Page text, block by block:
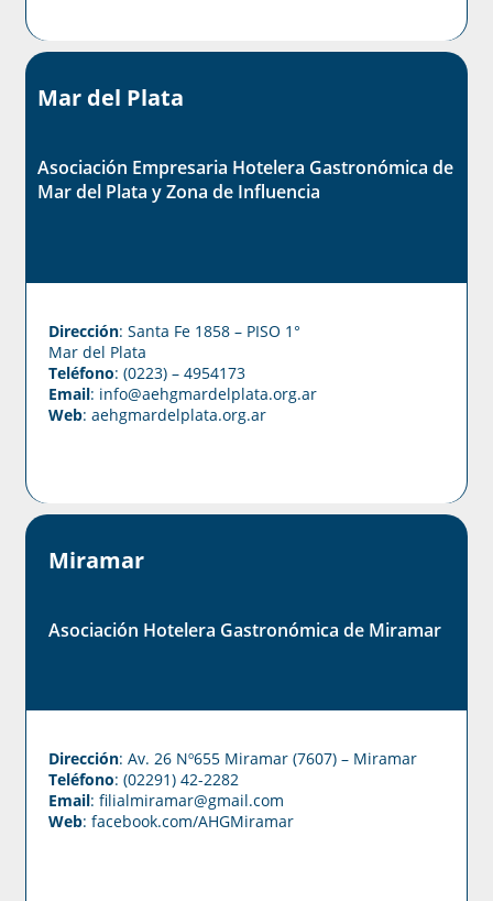
Mar del Plata
Asociación Empresaria Hotelera Gastronómica de
Mar del Plata y Zona de Influencia
Dirección: Santa Fe 1858 – PISO 1°
Mar del Plata
Teléfono: (0223) – 4954173
Email: info@aehgmardelplata.org.ar
Web: aehgmardelplata.org.ar
Miramar
Asociación Hotelera Gastronómica de Miramar
Dirección: Av. 26 Nº655 Miramar (7607) – Miramar
Teléfono: (02291) 42-2282
Email: filialmiramar@gmail.com
Web: facebook.com/AHGMiramar